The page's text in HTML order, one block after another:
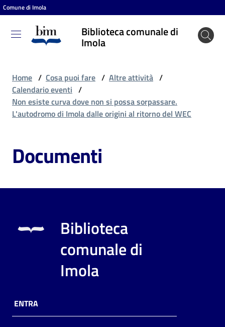
Vai al contenuto
Vai alla navigazione
Vai al footer
Comune di Imola
Biblioteca comunale di
Imola
Biblioteca
comunale
Entra
Cosa
puoi
Home / Cosa puoi fare / Altre attività /
Calendario eventi /
Non esiste curva dove non si possa sorpassare.
L'autodromo di Imola dalle origini al ritorno del WEC
Documenti
Biblioteca
comunale di
Imola
ENTRA